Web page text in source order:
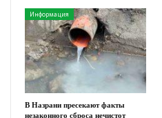
Информация
В Назрани пресекают факты
незаконного сброса нечистот